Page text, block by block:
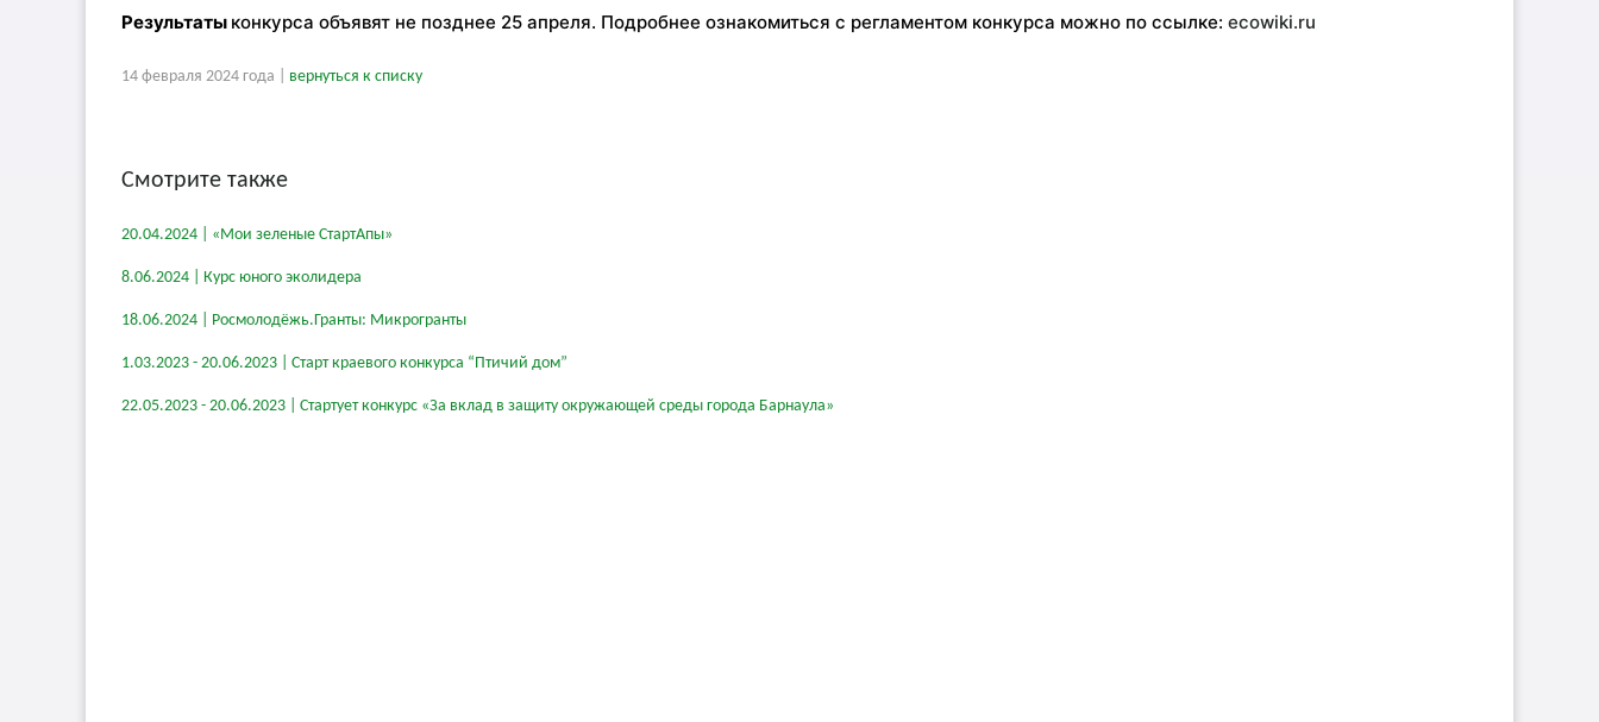
Результаты конкурса объявят не позднее 25 апреля. Подробнее ознакомиться с регламентом конкурса можно по ссылке: ecowiki.ru
14 февраля 2024 года | вернуться к списку
Смотрите также
20.04.2024 | «Мои зеленые СтартАпы»
8.06.2024 | Курс юного эколидера
18.06.2024 | Росмолодёжь.Гранты: Микрогранты
1.03.2023 - 20.06.2023 | Старт краевого конкурса “Птичий дом”
22.05.2023 - 20.06.2023 | Стартует конкурс «За вклад в защиту окружающей среды города Барнаула»